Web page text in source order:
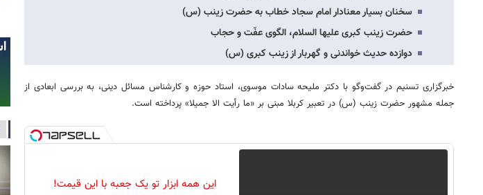
سخنان بسیار معنادار امام سجاد خطاب به حضرت زینب (س)
حضرت زینب کبری علیها السلام، الگوی عفّت و حجاب
دوازده حدیث خواندنی و گهربار از زینب کبری (س)
خبرگزاری تسنیم در گفت‌وگو با دکتر ملیحه سادات موسوی، استاد حوزه و کارشناس مسائل دینی، به بررسی ابعادی از
جمله مشهور حضرت زینب (س) در تعبیر کربلا مبنی بر «ما رأیت الا جمیلا» پرداخته است.
این همه ابزار تو یک جعبه با این قیمت!